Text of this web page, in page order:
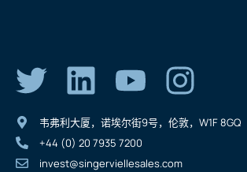
韦弗利大厦，诺埃尔街9号，伦敦，W1F 8GQ
+44 (0) 20 7935 7200
invest@singerviellesales.com